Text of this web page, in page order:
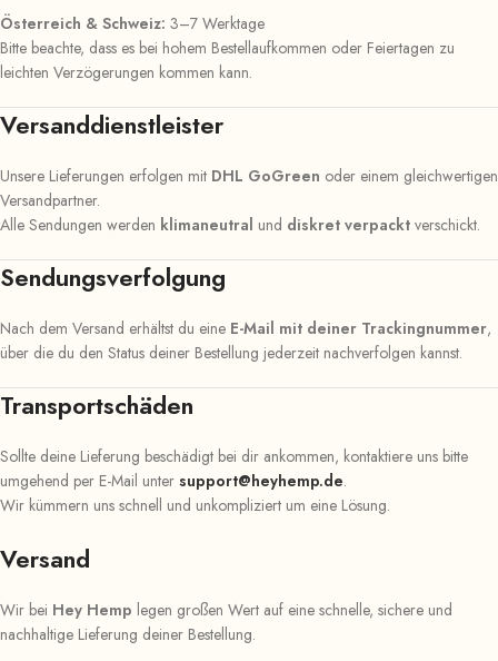
Österreich & Schweiz: 3–7 Werktage
Bitte beachte, dass es bei hohem Bestellaufkommen oder Feiertagen zu
leichten Verzögerungen kommen kann.
Versanddienstleister
Unsere Lieferungen erfolgen mit DHL GoGreen oder einem gleichwertigen
Versandpartner.
Alle Sendungen werden klimaneutral und diskret verpackt verschickt.
Sendungsverfolgung
Nach dem Versand erhältst du eine E-Mail mit deiner Trackingnummer,
über die du den Status deiner Bestellung jederzeit nachverfolgen kannst.
Transportschäden
Sollte deine Lieferung beschädigt bei dir ankommen, kontaktiere uns bitte
umgehend per E-Mail unter support@heyhemp.de.
Wir kümmern uns schnell und unkompliziert um eine Lösung.
Versand
Wir bei Hey Hemp legen großen Wert auf eine schnelle, sichere und
nachhaltige Lieferung deiner Bestellung.